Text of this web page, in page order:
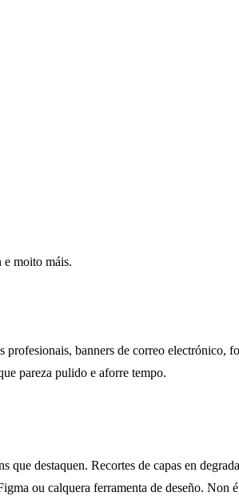
e moito máis.
banners de correo electrónico,
pareza pulido e aforre tempo.
destaquen. Recortes de capas en
ou calquera ferramenta de deseño. Non